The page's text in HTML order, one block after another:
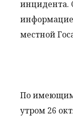
инцидента.
местной
По
утром 26